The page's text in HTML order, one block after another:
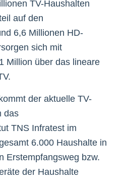
TV-Haushalten
auf den
6,6 Millionen HD-
sich mit
Million über das lineare
der aktuelle TV-
das
TNS Infratest im
6.000 Haushalte in
Erstempfangsweg bzw.
der Haushalte